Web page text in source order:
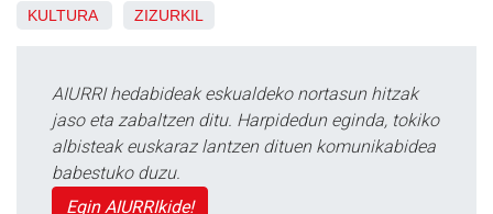
KULTURA ZIZURKIL
AIURRI hedabideak eskualdeko nortasun hitzak
jaso eta zabaltzen ditu. Harpidedun eginda, tokiko
albisteak euskaraz lantzen dituen komunikabidea
babestuko duzu.
Egin AIURRIkide!